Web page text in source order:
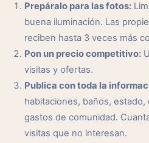
Prepáralo para las fotos:
buena iluminación. Las
reciben hasta 3 veces más
Pon un precio competitivo:
visitas y ofertas.
Publica con toda la
habitaciones, baños,
gastos de comunidad.
visitas que no interesan.